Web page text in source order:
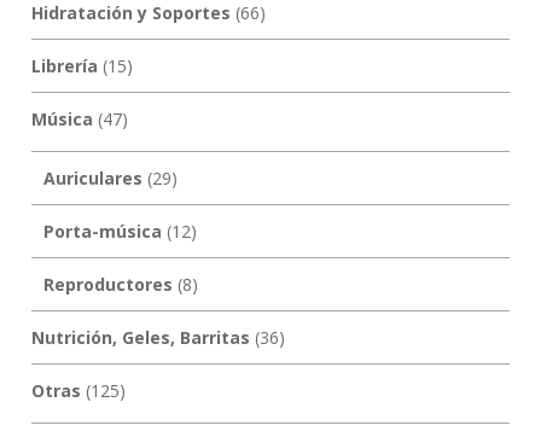
Hidratación y Soportes (66)
Librería (15)
Música (47)
Auriculares (29)
Porta-música (12)
Reproductores (8)
Nutrición, Geles, Barritas (36)
Otras (125)